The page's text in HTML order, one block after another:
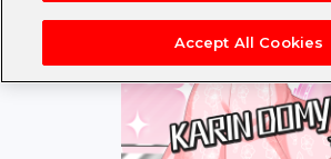
Accept All Cookies